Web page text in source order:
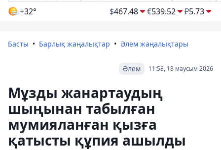
+32° $467.48 €539.52 ₽5.73
Басты Барлық жаңалықтар Әлем жаңалықтары
11:58, 18 маусым 2026
Әлем
Мұзды жанартаудың
шыңынан табылған
мумияланған қызға
қатысты құпия ашылды